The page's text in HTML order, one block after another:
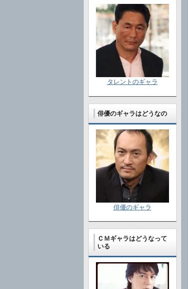
タレントのギャラ
俳優のギャラはどうなの
俳優のギャラ
ＣＭギャラはどうなって
いる